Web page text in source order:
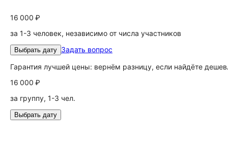
16 000 ₽
за 1-3 человек, независимо от числа участников
Выбрать дату Задать вопрос
Гарантия лучшей цены: вернём разницу, если найдёте
16 000 ₽
за группу, 1-3 чел.
Выбрать дату